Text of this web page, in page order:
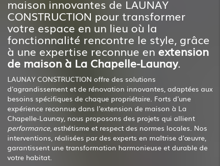
maison innovantes de LAUNAY
CONSTRUCTION pour transformer
votre espace en un lieu où la
fonctionnalité rencontre le style, grâce
à une expertise reconnue en extension
de maison à La Chapelle-Launay.
LAUNAY CONSTRUCTION offre des solutions
d'agrandissement et de rénovation innovantes, adaptées aux
besoins spécifiques de chaque propriétaire. Forts d'une
expérience reconnue dans l'extension de maison à La
Chapelle-Launay, nous proposons des projets qui allient
performance, esthétisme et respect des normes locales. Nos
interventions, réalisées par des experts en maîtrise d'œuvre,
garantissent une transformation harmonieuse et durable de
votre habitat.